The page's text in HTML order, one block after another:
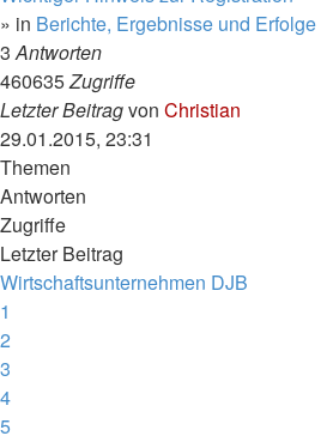
» in Berichte, Ergebnisse und Erfolge
3Antworten
460635Zugriffe
Letzter Beitragvon Christian
29.01.2015, 23:31
Themen
Antworten
Zugriffe
Letzter Beitrag
Wirtschaftsunternehmen DJB
1
2
3
4
5